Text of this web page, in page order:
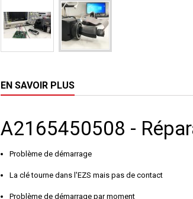
EN SAVOIR PLUS
A2165450508 -
Problème de démarrage
La clé tourne dans l'EZS mais pas de contact
Problème de démarrage par moment